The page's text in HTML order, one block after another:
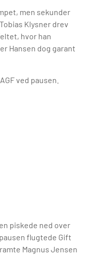
men sekunder
Klysner drev
hvor han
Hansen dog garant
ved pausen.
piskede ned over
flugtede Gift
Magnus Jensen